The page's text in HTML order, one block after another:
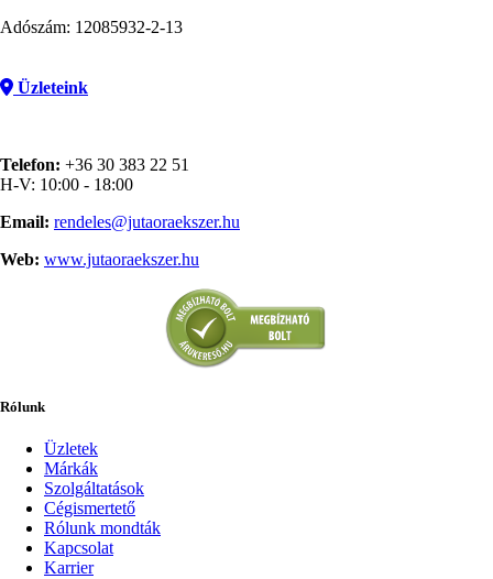
Adószám: 12085932-2-13
Üzleteink
Telefon: +36 30 383 22 51
H-V: 10:00 - 18:00
Email: rendeles@jutaoraekszer.hu
Web: www.jutaoraekszer.hu
Rólunk
Üzletek
Márkák
Szolgáltatások
Cégismertető
Rólunk mondták
Kapcsolat
Karrier